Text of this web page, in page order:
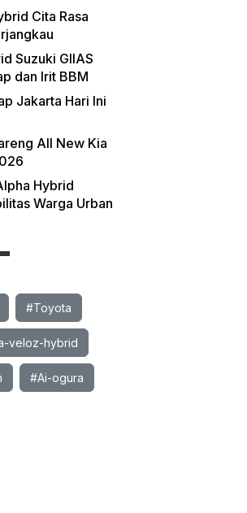
Cita Rasa
Suzuki GIIAS
dan Irit BBM
Jakarta Hari Ini
All New Kia
Hybrid
Warga Urban
#Toyota
veloz-hybrid
#Ai-ogura